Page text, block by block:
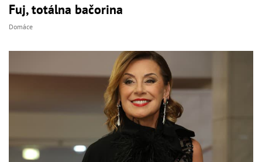
Fuj, totálna bačorina
Domáce